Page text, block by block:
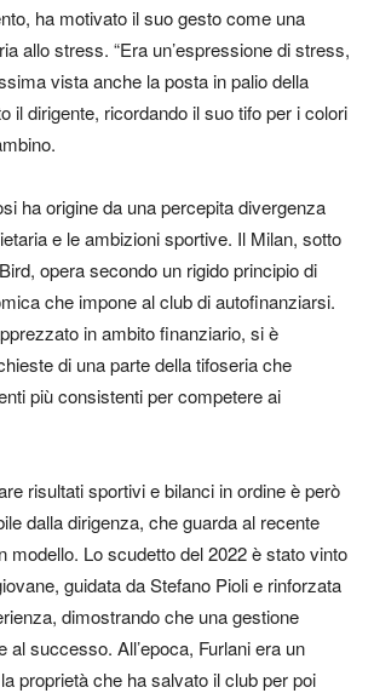
ha motivato il suo gesto come una
allo stress. “Era un’espressione di stress,
vista anche la posta in palio della
il dirigente, ricordando il suo tifo per i colori
ha origine da una percepita divergenza
e le ambizioni sportive. Il Milan, sotto
opera secondo un rigido principio di
che impone al club di autofinanziarsi.
in ambito finanziario, si è
di una parte della tifoseria che
più consistenti per competere ai
risultati sportivi e bilanci in ordine è però
dalla dirigenza, che guarda al recente
modello. Lo scudetto del 2022 è stato vinto
guidata da Stefano Pioli e rinforzata
dimostrando che una gestione
al successo. All’epoca, Furlani era un
proprietà che ha salvato il club per poi